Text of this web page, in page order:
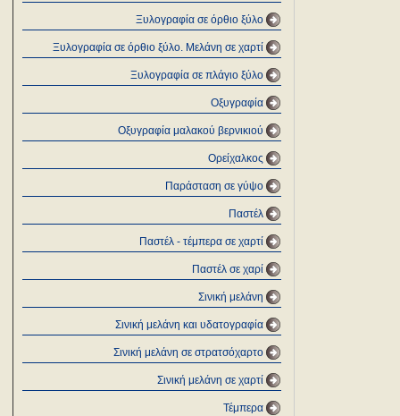
Ξυλογραφία σε όρθιο ξύλο
Ξυλογραφία σε όρθιο ξύλο. Μελάνη σε χαρτί
Ξυλογραφία σε πλάγιο ξύλο
Οξυγραφία
Οξυγραφία μαλακού βερνικιού
Ορείχαλκος
Παράσταση σε γύψο
Παστέλ
Παστέλ - τέμπερα σε χαρτί
Παστέλ σε χαρί
Σινική μελάνη
Σινική μελάνη και υδατογραφία
Σινική μελάνη σε στρατσόχαρτο
Σινική μελάνη σε χαρτί
Τέμπερα